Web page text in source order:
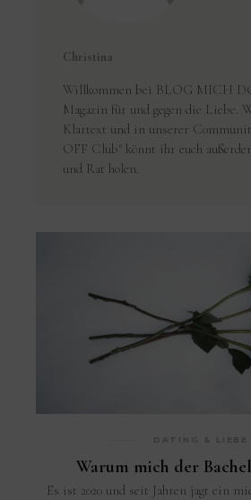
Christina
Willkommen bei BLOG MICH
Magazin für und gegen die Liebe.
Klartext und in unserer
OFF Club" könnt ihr euch
und Rat holen.
DATING & LIEBE
Warum mich der
Es ist 2020 und seit Jahren jagt ein